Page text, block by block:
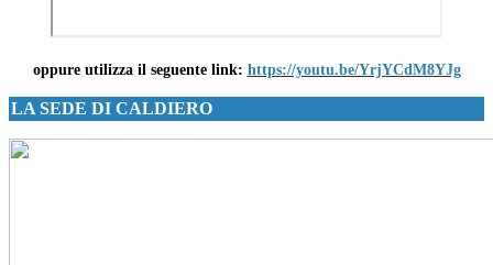
oppure utilizza il seguente link: https://youtu.be/YrjYCdM8YJg
LA SEDE DI CALDIERO